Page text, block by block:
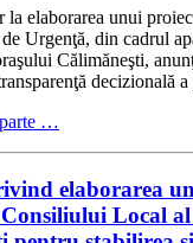
la elaborarea unui
Urgenţă, din cadrul
Călimăneşti,
decizională
…
elaborarea
Local